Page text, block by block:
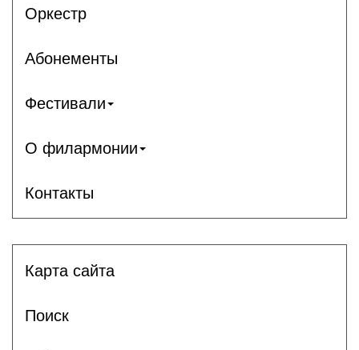
Оркестр
Абонементы
Фестивали
О филармонии
Контакты
Карта сайта
Поиск